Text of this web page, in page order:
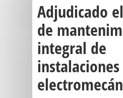
Adjudicado
de
integral de
instalaciones